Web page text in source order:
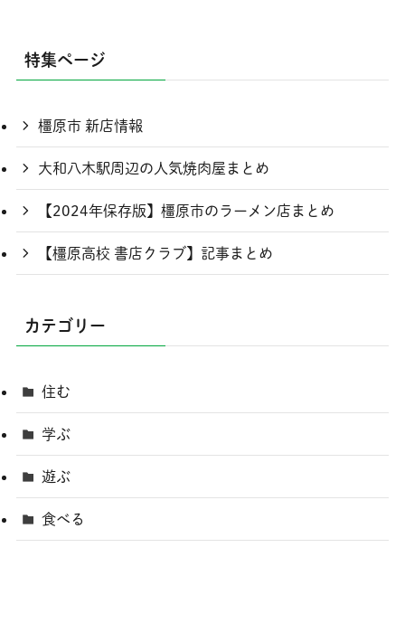
特集ページ
橿原市 新店情報
大和八木駅周辺の人気焼肉屋まとめ
【2024年保存版】橿原市のラーメン店まとめ
【橿原高校 書店クラブ】記事まとめ
カテゴリー
住む
学ぶ
遊ぶ
食べる